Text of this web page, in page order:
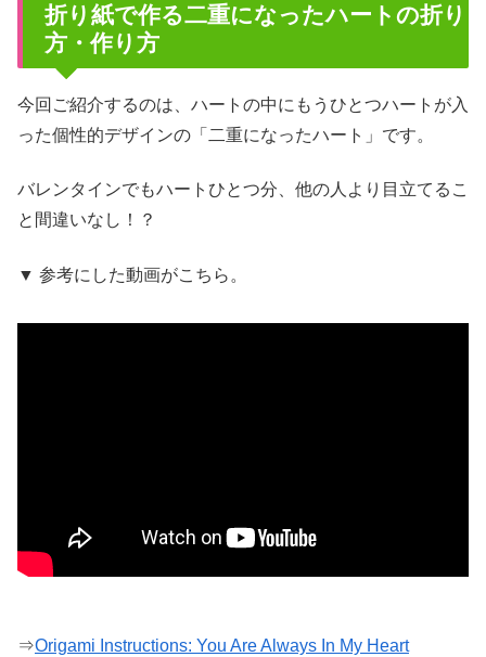
折り紙で作る二重になったハートの折り
方・作り方
今回ご紹介するのは、ハートの中にもうひとつハートが入
った個性的デザインの「二重になったハート」です。
バレンタインでもハートひとつ分、他の人より目立てるこ
と間違いなし！？
▼ 参考にした動画がこちら。
⇒Origami Instructions: You Are Always In My Heart